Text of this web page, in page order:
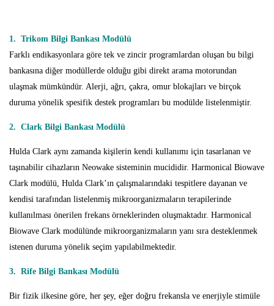
1. Trikom Bilgi Bankası Modülü
Farklı endikasyonlara göre tek ve zincir programlardan oluşan bu bilgi
bankasına diğer modüllerde olduğu gibi direkt arama motorundan
ulaşmak mümkündür. Alerji, ağrı, çakra, omur blokajları ve birçok
duruma yönelik spesifik destek programları bu modülde listelenmiştir.
2. Clark Bilgi Bankası Modülü
Hulda Clark aynı zamanda kişilerin kendi kullanımı için tasarlanan ve
taşınabilir cihazların Neowake sisteminin mucididir. Harmonical Biowave
Clark modülü, Hulda Clark’ın çalışmalarındaki tespitlere dayanan ve
kendisi tarafından listelenmiş mikroorganizmaların terapilerinde
kullanılması önerilen frekans örneklerinden oluşmaktadır. Harmonical
Biowave Clark modülünde mikroorganizmaların yanı sıra desteklenmek
istenen duruma yönelik seçim yapılabilmektedir.
3. Rife Bilgi Bankası Modülü
Bir fizik ilkesine göre, her şey, eğer doğru frekansla ve enerjiyle stimüle